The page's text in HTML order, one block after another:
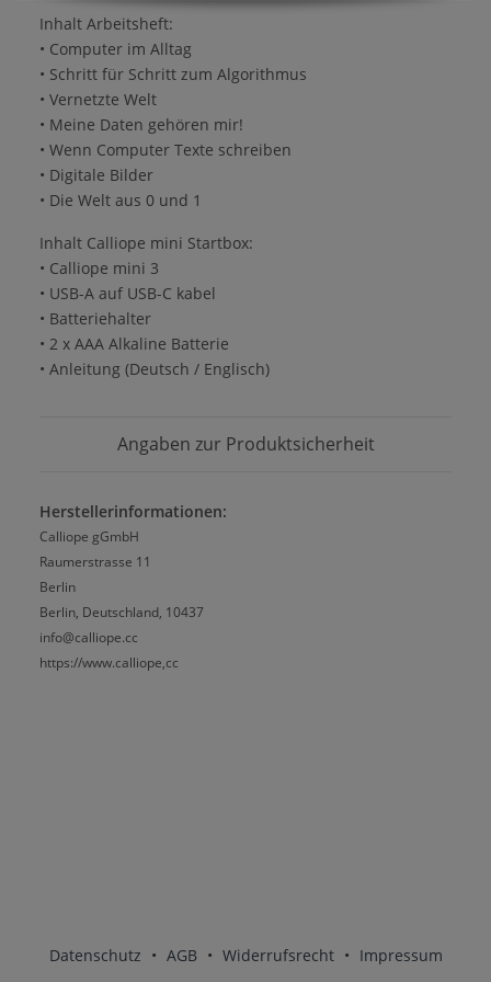
Inhalt Arbeitsheft:
• Computer im Alltag
• Schritt für Schritt zum Algorithmus
• Vernetzte Welt
• Meine Daten gehören mir!
• Wenn Computer Texte schreiben
• Digitale Bilder
• Die Welt aus 0 und 1
Inhalt Calliope mini Startbox:
• Calliope mini 3
• USB-A auf USB-C kabel
• Batteriehalter
• 2 x AAA Alkaline Batterie
• Anleitung (Deutsch / Englisch)
Angaben zur Produktsicherheit
Herstellerinformationen:
Calliope gGmbH
Raumerstrasse 11
Berlin
Berlin, Deutschland, 10437
info@calliope.cc
https://www.calliope,cc
Datenschutz • AGB • Widerrufsrecht • Impressum